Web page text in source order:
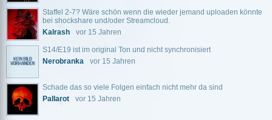
Staffel 2-7? Wäre schön wenn die wieder jemand uploaden könnte
bei shockshare und/oder Streamcloud.
Kalrash
vor 15 Jahren
S14/E19 ist im original Ton und nicht synchronisiert
Nerobranka
vor 15 Jahren
Schade das so viele Folgen einfach nicht mehr da sind
Pallarot
vor 15 Jahren